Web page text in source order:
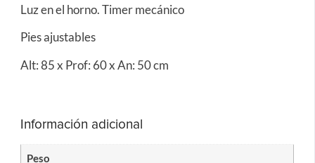
Luz en el horno. Timer mecánico
Pies ajustables
Alt: 85 x Prof: 60 x An: 50 cm
Información adicional
Peso